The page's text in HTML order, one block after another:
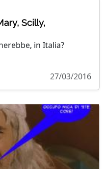
Scilly,
in Italia?
27/03/2016